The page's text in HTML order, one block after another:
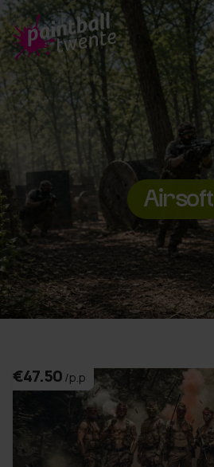
Airsoft
€47.50/p.p